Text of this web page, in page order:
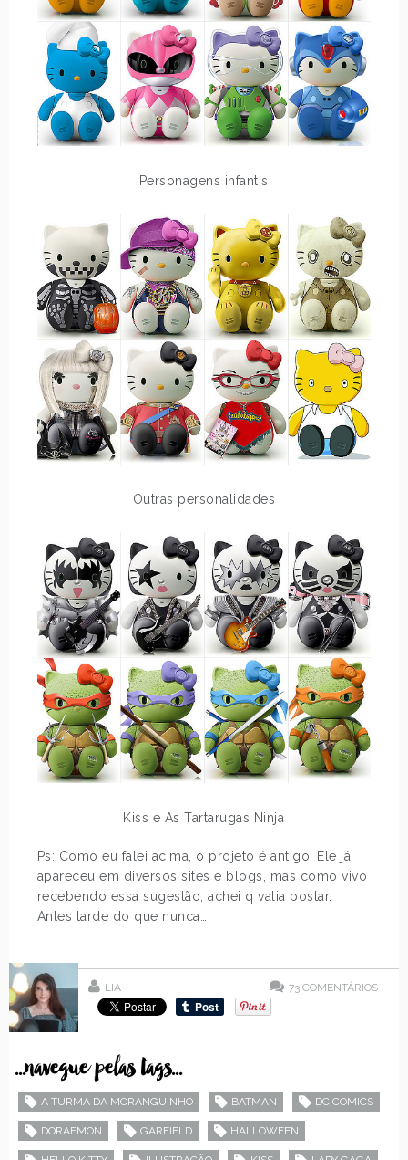
Personagens infantis
Outras personalidades
Kiss e As Tartarugas Ninja
Ps: Como eu falei acima, o projeto é antigo. Ele já
apareceu em diversos sites e blogs, mas como vivo
recebendo essa sugestão, achei q valia postar.
Antes tarde do que nunca…
LIA 73 COMENTÁRIOS
...navegue pelas tags...
A TURMA DA MORANGUINHO BATMAN DC COMICS
DORAEMON GARFIELD HALLOWEEN